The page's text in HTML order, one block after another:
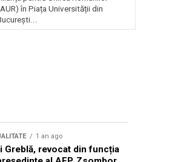
în Piața Universității din
1 an ago
Greblă, revocat din funcția